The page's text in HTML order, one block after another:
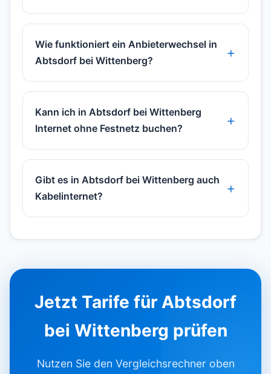
Wie funktioniert ein Anbieterwechsel in
Abtsdorf bei Wittenberg?
Kann ich in Abtsdorf bei Wittenberg
Internet ohne Festnetz buchen?
Gibt es in Abtsdorf bei Wittenberg auch
Kabelinternet?
Jetzt Tarife für Abtsdorf
bei Wittenberg prüfen
Nutzen Sie den Vergleichsrechner oben